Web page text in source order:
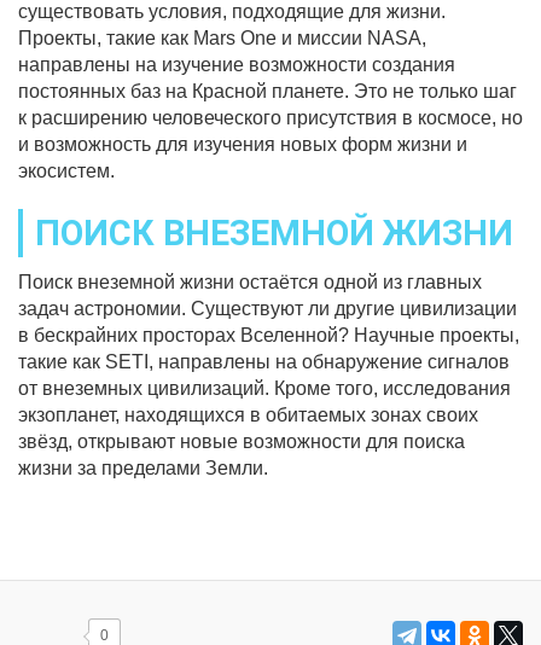
существовать условия, подходящие для жизни.
Проекты, такие как Mars One и миссии NASA,
направлены на изучение возможности создания
постоянных баз на Красной планете. Это не только шаг
к расширению человеческого присутствия в космосе, но
и возможность для изучения новых форм жизни и
экосистем.
ПОИСК ВНЕЗЕМНОЙ ЖИЗНИ
Поиск внеземной жизни остаётся одной из главных
задач астрономии. Существуют ли другие цивилизации
в бескрайних просторах Вселенной? Научные проекты,
такие как SETI, направлены на обнаружение сигналов
от внеземных цивилизаций. Кроме того, исследования
экзопланет, находящихся в обитаемых зонах своих
звёзд, открывают новые возможности для поиска
жизни за пределами Земли.
0